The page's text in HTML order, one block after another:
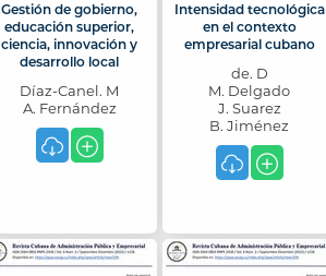
Gestión de gobierno,
educación superior,
ciencia, innovación y
desarrollo local
Díaz-Canel. M
A. Fernández
Intensidad tecnológica
en el contexto
empresarial cubano
de. D
M. Delgado
J. Suarez
B. Jiménez